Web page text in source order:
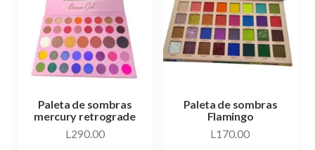
Paleta de sombras
mercury retrograde
L290.00
Paleta de sombras
Flamingo
L170.00